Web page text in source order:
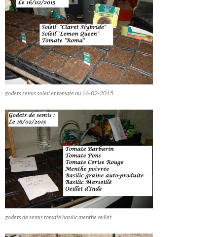
godets semis soleil et tomate au 16-02-2015
godets de semis tomate basilic menthe œillet